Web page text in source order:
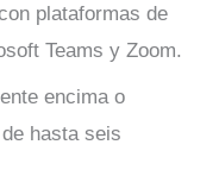
plataformas de
Teams y Zoom.
encima o
hasta seis